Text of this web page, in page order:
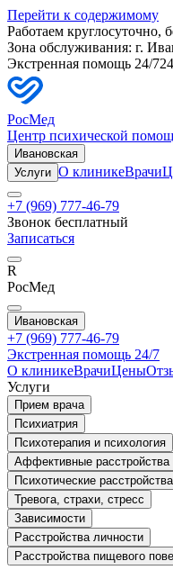
Перейти к содержимому
Работаем круглосуточно,
Зона обслуживания: г.
Экстренная помощь 24/7
РосМед
Центр психической
Ивановская
Услуги О клиникеВрачи
+7 (969) 777-46-79
Звонок бесплатный
Записаться
R
РосМед
Ивановская
+7 (969) 777-46-79
Экстренная помощь 24/7
О клиникеВрачиЦены
Услуги
Прием врача
Психиатрия
Психотерапия и психология
Аффективные расстройства
Психотические расстройства
Тревога, страхи, стресс
Зависимости
Расстройства личности
Расстройства пищевого